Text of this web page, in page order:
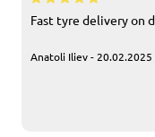
Fast tyre delivery on
Anatoli Iliev - 20.02.2025